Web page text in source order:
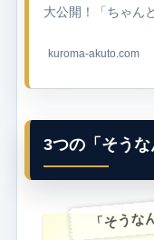
大公開！「ちゃん
のが辛い 子ども...
kuroma-akuto.com
3つの「そう
「そうな